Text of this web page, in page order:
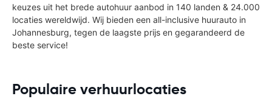
keuzes uit het brede autohuur aanbod in 140 landen & 24.000
locaties wereldwijd. Wij bieden een all-inclusive huurauto in
Johannesburg, tegen de laagste prijs en gegarandeerd de
beste service!
Populaire verhuurlocaties